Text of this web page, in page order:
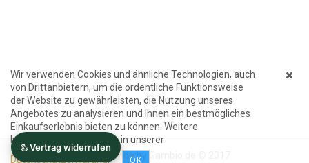
Wir verwenden Cookies und ähnliche Technologien, auch
von Drittanbietern, um die ordentliche Funktionsweise
der Website zu gewährleisten, die Nutzung unseres
Angebotes zu analysieren und Ihnen ein bestmögliches
Einkaufserlebnis bieten zu können. Weitere
Informationen finden Sie in unserer
Datenschutzerklärung. OK
Internetshopby Gambio.de © 2017